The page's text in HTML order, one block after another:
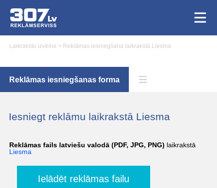
Laikrakstu izvēlne > Reklāmas iesniegšana laikrakstā Liesma
Reklāmas iesniegšanas forma
Iesniegt reklāmu laikrakstā Liesma
Reklāmas fails latviešu valodā (PDF, JPG, PNG) laikrakstā
Liesma
Ielādēt reklāmas failu